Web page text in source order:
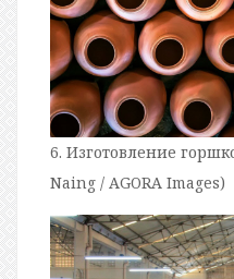
6. Изготовление
Naing / AGORA Images)